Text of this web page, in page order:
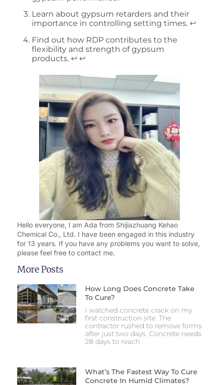
Learn about gypsum retarders and their
importance in controlling setting times. ↩
Find out how RDP contributes to the
flexibility and strength of gypsum
products. ↩ ↩
Hello everyone, I am Ada from Shijiazhuang Kehao
Chemical Co., Ltd. I have been engaged in this industry
for 13 years. If you have any problems you want to solve,
please feel free to contact me.
More Posts
How Long Does Concrete Take
To Cure?
I watched concrete crack on my
first construction site. The
contractor rushed to remove forms
after just two days. Concrete needs
28 days to reach
What’s The Fastest Way To Cure
Concrete In Humid Climates?